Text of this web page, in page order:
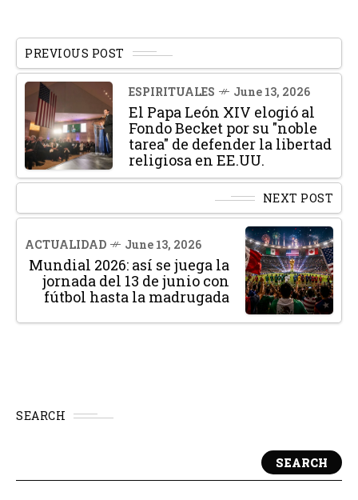
PREVIOUS POST
ESPIRITUALES June 13, 2026
El Papa León XIV elogió al
Fondo Becket por su "noble
tarea" de defender la libertad
religiosa en EE.UU.
NEXT POST
ACTUALIDAD June 13, 2026
Mundial 2026: así se juega la
jornada del 13 de junio con
fútbol hasta la madrugada
SEARCH
SEARCH